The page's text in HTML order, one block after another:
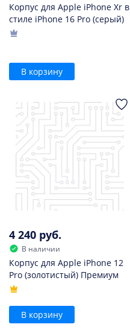
Корпус для Apple iPhone Xr в
стиле iPhone 16 Pro (серый)
В корзину
4 240 руб.
В наличии
Корпус для Apple iPhone 12
Pro (золотистый) Премиум
В корзину